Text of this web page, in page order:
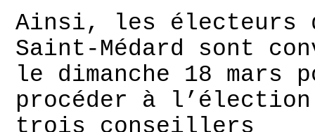
Ainsi, les électeurs
Saint-Médard sont
le dimanche 18 mars
procéder à
trois conseillers